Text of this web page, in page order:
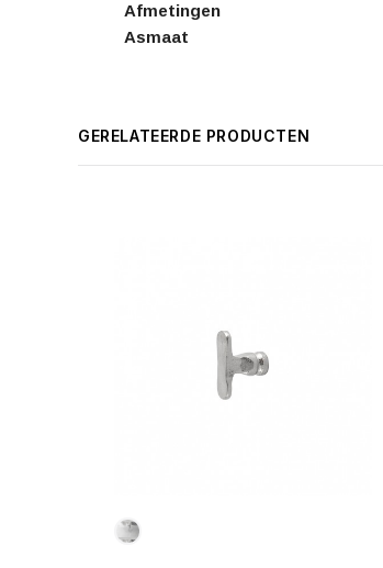
Afmetingen
Asmaat
GERELATEERDE PRODUCTEN